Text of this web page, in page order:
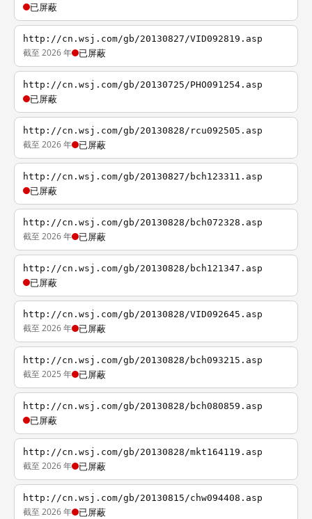
已屏蔽
http://cn.wsj.com/gb/20130827/VID092819.asp
截至 2026 年 已屏蔽
http://cn.wsj.com/gb/20130725/PHO091254.asp
已屏蔽
http://cn.wsj.com/gb/20130828/rcu092505.asp
截至 2026 年 已屏蔽
http://cn.wsj.com/gb/20130827/bch123311.asp
已屏蔽
http://cn.wsj.com/gb/20130828/bch072328.asp
截至 2026 年 已屏蔽
http://cn.wsj.com/gb/20130828/bch121347.asp
已屏蔽
http://cn.wsj.com/gb/20130828/VID092645.asp
截至 2026 年 已屏蔽
http://cn.wsj.com/gb/20130828/bch093215.asp
截至 2025 年 已屏蔽
http://cn.wsj.com/gb/20130828/bch080859.asp
已屏蔽
http://cn.wsj.com/gb/20130828/mkt164119.asp
截至 2026 年 已屏蔽
http://cn.wsj.com/gb/20130815/chw094408.asp
截至 2026 年 已屏蔽